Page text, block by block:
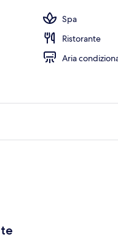
Spa
Ristorante
Aria